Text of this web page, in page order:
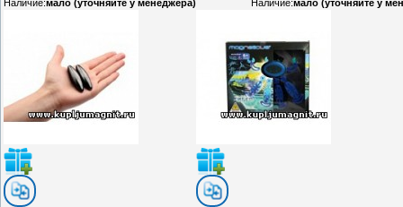
Наличие:мало (уточняйте у менеджера) Наличие:мало (уточняйте у